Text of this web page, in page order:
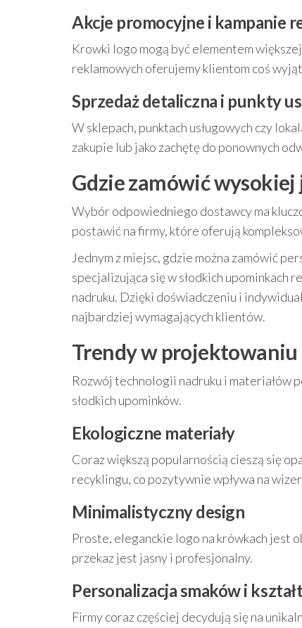
Akcje promocyjne i kampanie
Krowki logo mogą być elementem
reklamowych oferujemy klientom coś
Sprzedaż detaliczna i punkty
W sklepach, punktach usługowych czy
zakupie lub jako zachętę do ponownych
Gdzie zamówić
Wybór odpowiedniego dostawcy ma
postawić na firmy, które oferują
Jednym z miejsc, gdzie można zamówić
specjalizująca się w słodkich upominkach
nadruku. Dzięki doświadczeniu i
najbardziej wymagających klientów.
Trendy w projektowaniu
Rozwój technologii nadruku i materiałów
słodkich upominków.
Ekologiczne materiały
Coraz większą popularnością cieszą się
recyklingu, co pozytywnie wpływa na
Minimalistyczny design
Proste, eleganckie logo na krówkach jest
przekaz jest jasny i profesjonalny.
Personalizacja smaków i
Firmy coraz częściej decydują się na